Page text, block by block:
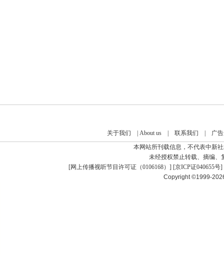
关于我们 About us| 联系我们
广
本网站所刊载信息，不代表中新
未经授权禁止转载、摘编、
[网上传播视听节目许可证（0106168） ] [京ICP证040655号]
Copyright ©1999-